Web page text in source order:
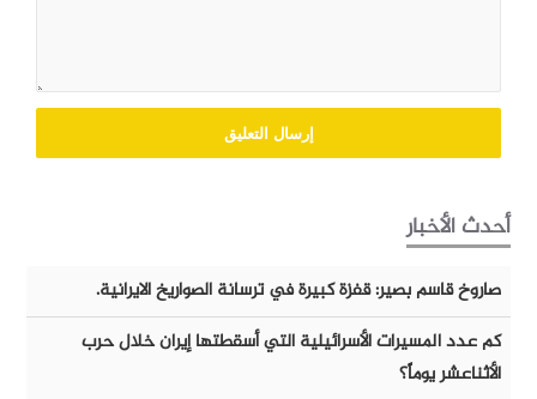
أحدث الأخبار
صاروخ قاسم بصير: قفزة كبيرة في ترسانة الصواريخ الايرانية.
كم عدد المسيرات الأسرائيلية التي أسقطتها إيران خلال حرب
الأثناعشر يوماً؟